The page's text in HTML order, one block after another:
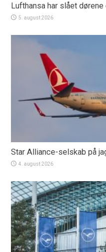
Lufthansa har slået
5. august 2026
Star Alliance-selskab på
4. august 2026